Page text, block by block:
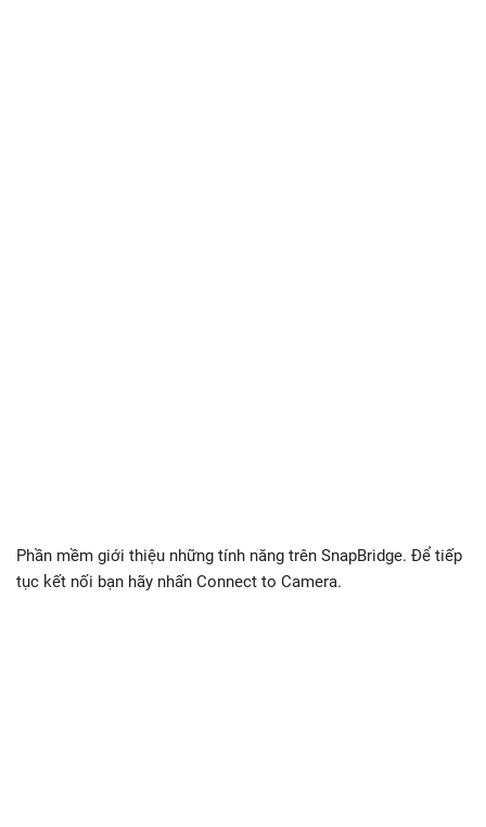
Phần mềm giới thiệu những tính năng trên SnapBridge. Để tiếp
tục kết nối bạn hãy nhấn Connect to Camera.